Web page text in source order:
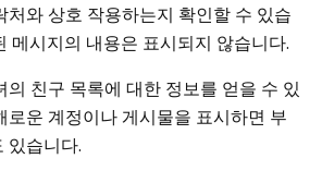
처와 상호 작용하는지 확인할 수 있습
메시지의 내용은 표시되지 않습니다.
의 친구 목록에 대한 정보를 얻을 수 있
로운 계정이나 게시물을 표시하면 부
있습니다.